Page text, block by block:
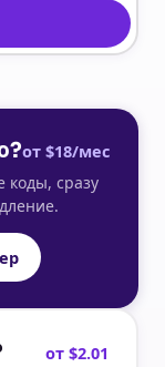
от $18/мес
коды, сразу
от $2.01